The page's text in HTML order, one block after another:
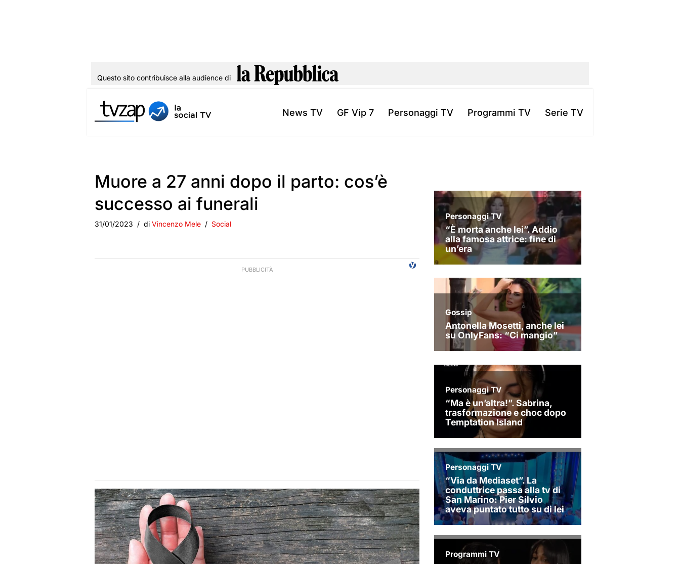
al
Questo sito contribuisce alla audience di
News TV GF Vip 7 Personaggi TV Programmi TV Serie TV
Muore a 27 anni dopo il parto: cos’è
successo ai funerali
31/01/2023 di Vincenzo Mele Social